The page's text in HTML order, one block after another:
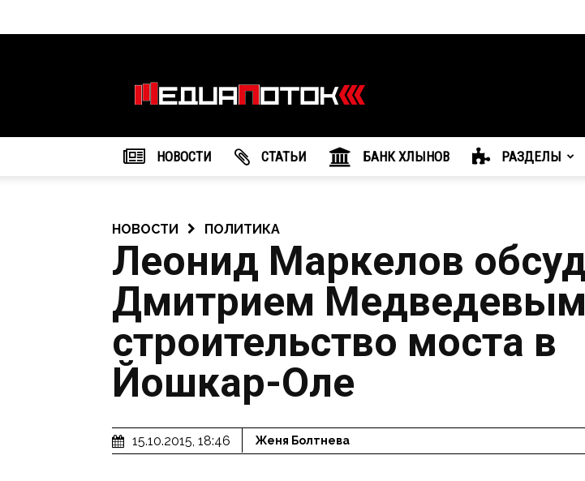
агентство
"МедиаПоток"
НОВОСТИ CТАТЬИ БАНК ХЛЫНОВ РАЗДЕЛЫ
НОВОСТИ ПОЛИТИКА
Леонид Маркелов
Дмитрием Медведевым
строительство моста в
Йошкар-Оле
15.10.2015, 18:46 Женя Болтнева